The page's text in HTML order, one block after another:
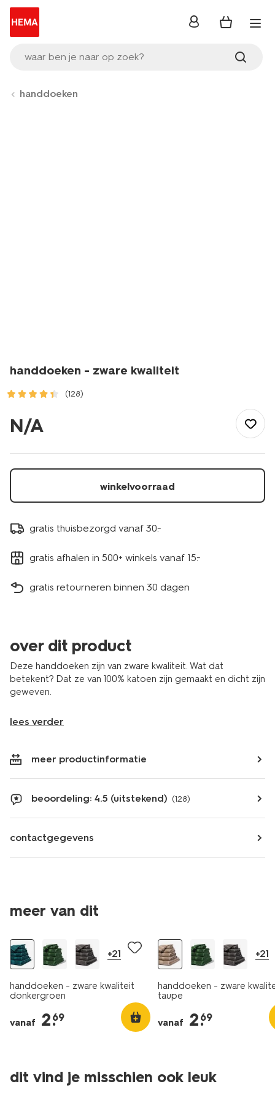
waar ben je naar op zoek?
inloggen
handdoeken
handdoeken - zware kwaliteit
(128)
slapen/badkamer/handdoeken/handdoeken-
-
zware-
kwaliteit-
N/A
winkelvoorraad
gratis thuisbezorgd vanaf 30.-
gratis afhalen in 500+ winkels vanaf 15.-
gratis retourneren binnen 30 dagen
over dit product
Deze handdoeken zijn van zware kwaliteit. Wat dat
betekent? Dat ze van 100% katoen zijn gemaakt en dicht zijn
geweven.
lees verder
meer productinformatie
beoordeling: 4.5 (uitstekend) (128)
contactgegevens
meer van dit
+21
handdoeken - zware kwaliteit
donkergroen
vanaf 2.
69
+21
handdoeken - zware
taupe
vanaf 2.
69
dit vind je misschien ook leuk
nieuw